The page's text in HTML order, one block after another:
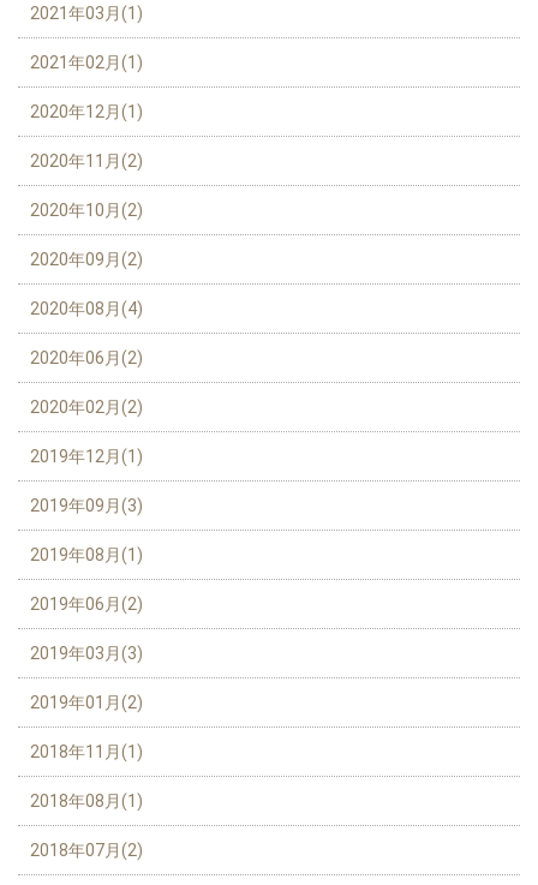
2021年03月(1)
2021年02月(1)
2020年12月(1)
2020年11月(2)
2020年10月(2)
2020年09月(2)
2020年08月(4)
2020年06月(2)
2020年02月(2)
2019年12月(1)
2019年09月(3)
2019年08月(1)
2019年06月(2)
2019年03月(3)
2019年01月(2)
2018年11月(1)
2018年08月(1)
2018年07月(2)